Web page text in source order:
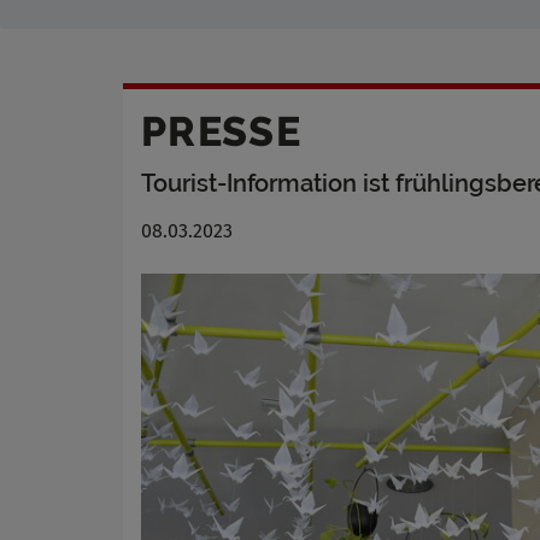
PRESSE
Tourist-Information ist
08.03.2023